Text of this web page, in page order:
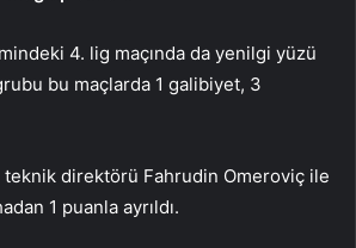
4. lig maçında da yenilgi yüzü
bu maçlarda 1 galibiyet, 3
direktörü Fahrudin Omeroviç ile
1 puanla ayrıldı.